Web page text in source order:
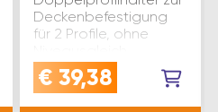
Deckenbefestigung
für 2 Profile, ohne
Hinweis:max.
Befestigungsabstand
€ 39,38